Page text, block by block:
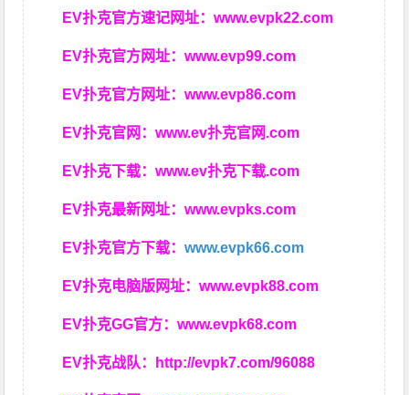
EV扑克官方速记网址：www.evpk22.com
EV扑克官方网址：www.evp99.com
EV扑克官方网址：www.evp86.com
EV扑克官网：www.ev扑克官网.com
EV扑克下载：www.ev扑克下载.com
EV扑克最新网址：www.evpks.com
EV扑克官方下载：www.evpk66.com
EV扑克电脑版网址：www.evpk88.com
EV扑克GG官方：www.evpk68.com
EV扑克战队： http://evpk7.com/96088